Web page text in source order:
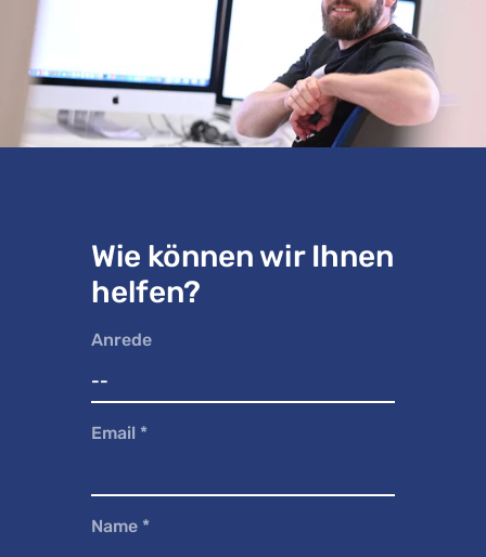
Wie können wir Ihnen
helfen?
Anrede
Email *
Name *